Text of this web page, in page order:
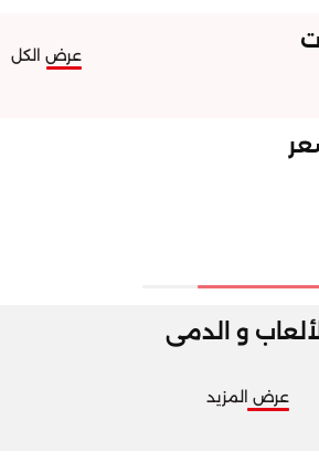
عرض الكل
و الدمى
عرض المزيد